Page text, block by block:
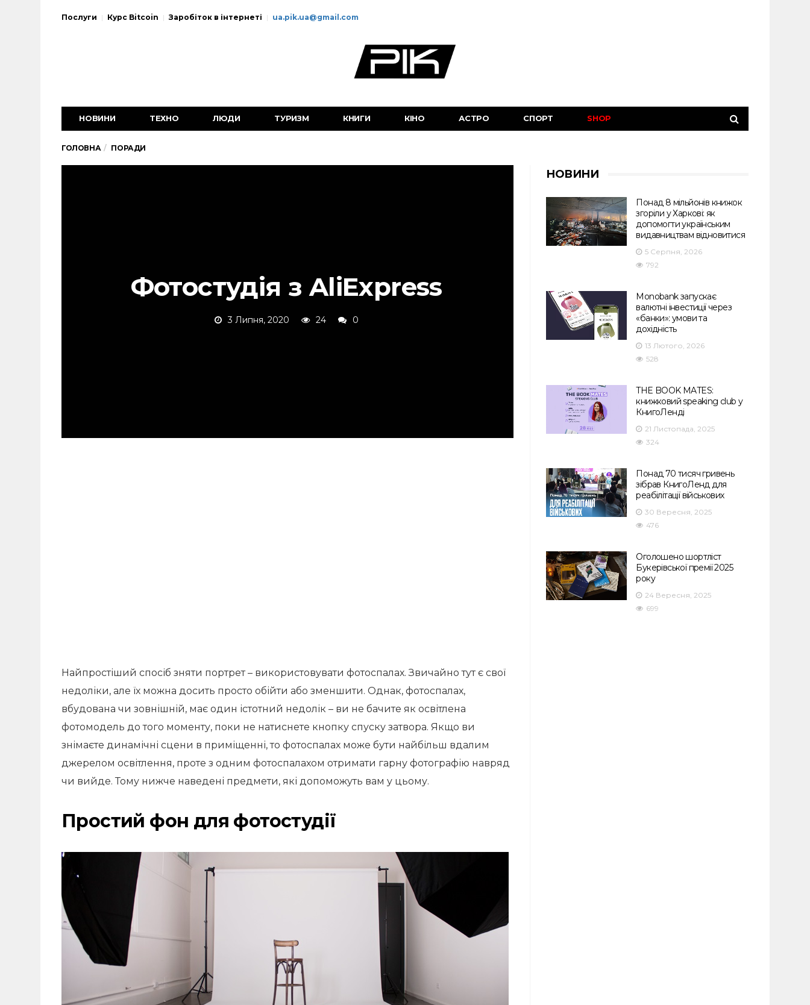
Послуги Курс Bitcoin Заробіток в інтернеті ua.pik.ua@gmail.com
НОВИНИ ТЕХНО ЛЮДИ ТУРИЗМ КНИГИ КІНО АСТРО СПОРТ SHOP
ГОЛОВНА ПОРАДИ
Фотостудія з AliExpress
3 Липня, 2020 24 0
Найпростіший спосіб зняти портрет – використовувати фотоспалах. Звичайно тут є свої
недоліки, але їх можна досить просто обійти або зменшити. Однак, фотоспалах,
вбудована чи зовнішній, має один істотний недолік – ви не бачите як освітлена
фотомодель до того моменту, поки не натиснете кнопку спуску затвора. Якщо ви
знімаєте динамічні сцени в приміщенні, то фотоспалах може бути найбільш вдалим
джерелом освітлення, проте з одним фотоспалахом отримати гарну фотографію навряд
чи вийде. Тому нижче наведені предмети, які допоможуть вам у цьому.
Простий фон для фотостудії
НОВИНИ
Понад 8 мільйонів книжок
згоріли у Харкові: як
допомогти українським
видавництвам відновитися
5 Серпня, 2026
792
Monobank запускає
валютні інвестиції через
«банки»: умови та
дохідність
13 Лютого, 2026
528
THE BOOK MATES:
книжковий speaking club у
КнигоЛенді
21 Листопада, 2025
324
Понад 70 тисяч гривень
зібрав КнигоЛенд для
реабілітації військових
30 Вересня, 2025
476
Оголошено шортліст
Букерівської премії 2025
року
24 Вересня, 2025
699